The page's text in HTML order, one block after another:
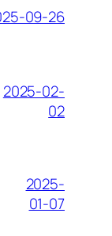
09-26
2025-02-
02
2025-
01-07